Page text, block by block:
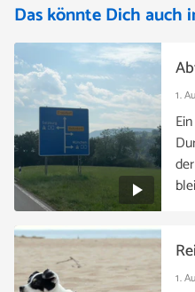
Das könnte Dich auch
1.
1.